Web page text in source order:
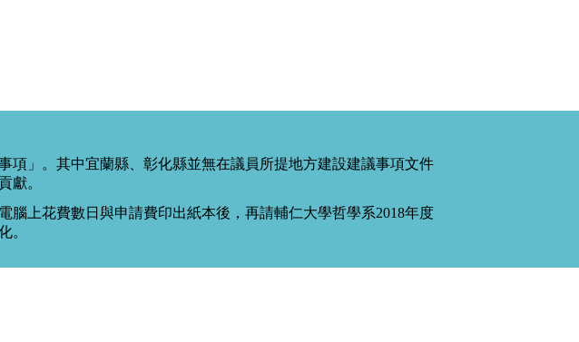
項」。其中宜蘭縣、彰化縣並無在議員所提地方建設建議事項文件
獻。
上花費數日與申請費印出紙本後，再請輔仁大學哲學系2018年度
。